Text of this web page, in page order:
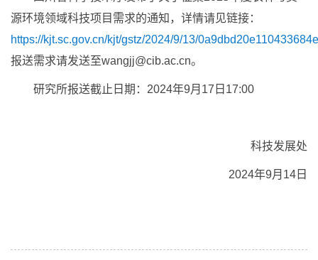
源环境领域科技项目需求的通知，详情请见链接：
https://kjt.sc.gov.cn/kjt/gstz/2024/9/13/
报送需求请发送至wangjj@cib.ac.cn。
研究所报送截止日期：2024年9月17日17:00
科技发展处
2024年9月14日